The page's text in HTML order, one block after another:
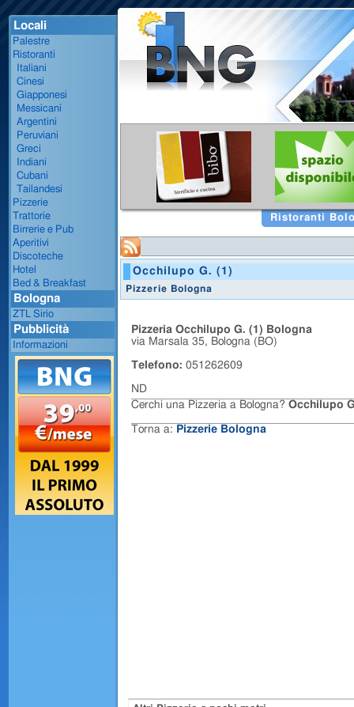
Occhilupo G. (1)
Pizzerie Bologna
Pizzeria Occhilupo G. (1) Bologna
via Marsala 35, Bologna (BO)
Telefono: 051262609
ND
Cerchi una Pizzeria a Bologna? Occhilupo
Torna a: Pizzerie Bologna
Locali
Palestre
Ristoranti
Italiani
Cinesi
Giapponesi
Messicani
Argentini
Peruviani
Greci
Indiani
Cubani
Tailandesi
Pizzerie
Trattorie
Birrerie e Pub
Aperitivi
Discoteche
Hotel
Bed & Breakfast
Bologna
ZTL Sirio
Pubblicità
Informazioni
Ristoranti